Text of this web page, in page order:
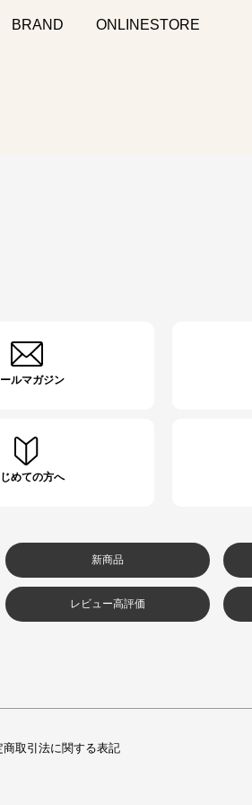
BRAND ONLINESTORE
ルマガジン
めての方へ
新商品
レビュー高評価
商取引法に関する表記